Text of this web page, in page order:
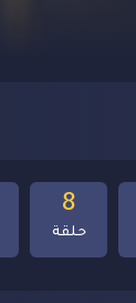
8
حلقة